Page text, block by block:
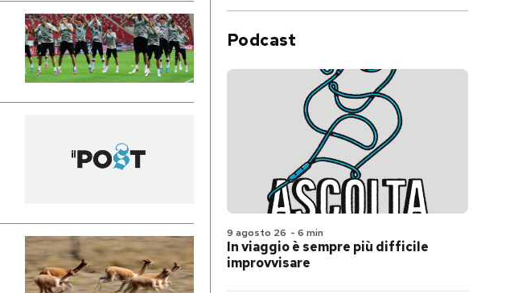
Podcast
9 agosto 26 - 6 min
In viaggio è sempre più difficile
improvvisare